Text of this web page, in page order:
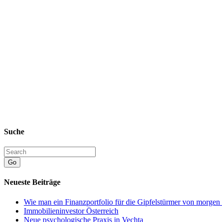
Suche
Go
Neueste Beiträge
Wie man ein Finanzportfolio für die Gipfelstürmer von morgen
Immobilieninvestor Österreich
Neue psychologische Praxis in Vechta